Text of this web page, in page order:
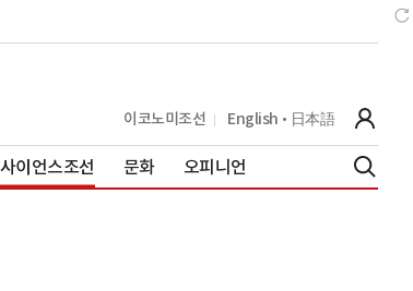
이코노미조선 English 日本語
사이언스조선 문화 오피니언